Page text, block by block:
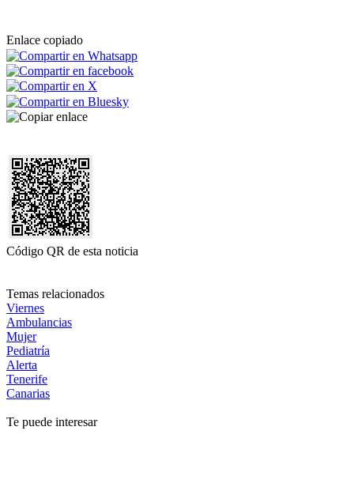
Enlace copiado
Código QR de esta noticia
Temas relacionados
Viernes
Ambulancias
Mujer
Pediatría
Alerta
Tenerife
Canarias
Te puede interesar